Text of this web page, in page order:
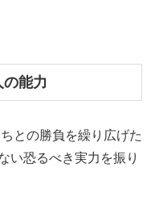
の能力
との勝負を繰り広げた
い恐るべき実力を振り